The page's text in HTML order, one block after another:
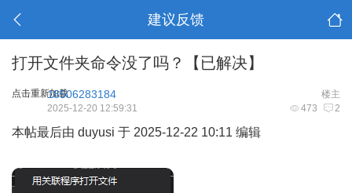
建议反馈
打开文件夹命令没了吗？【已解决】
点击重新加载 楼主
18506283184
473 2
2025-12-20 12:59:31
本帖最后由 duyusi 于 2025-12-22 10:11 编辑